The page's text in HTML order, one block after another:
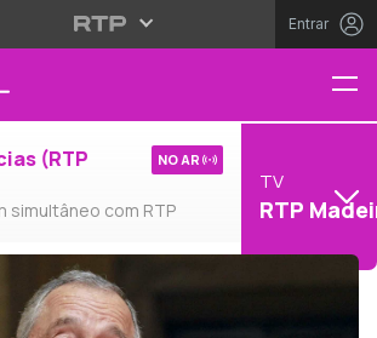
Entrar
(RTP
simultâneo com RTP
NO AR
TV
RTP